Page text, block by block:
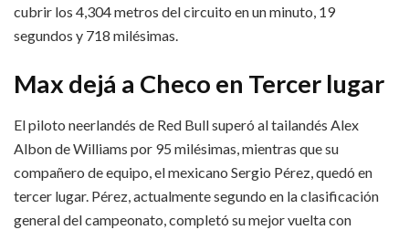
cubrir los 4,304 metros del circuito en un minuto, 19
segundos y 718 milésimas.
Max dejá a Checo en Tercer lugar
El piloto neerlandés de Red Bull superó al tailandés Alex
Albon de Williams por 95 milésimas, mientras que su
compañero de equipo, el mexicano Sergio Pérez, quedó en
tercer lugar. Pérez, actualmente segundo en la clasificación
general del campeonato, completó su mejor vuelta con